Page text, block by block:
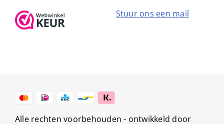
Stuur ons een mail
Alle rechten voorbehouden - ontwikkeld door